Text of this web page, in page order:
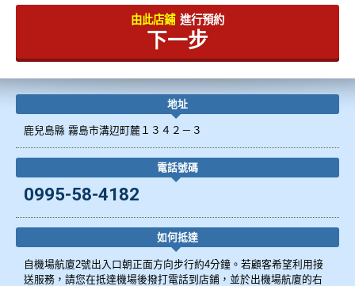
由此店鋪 進行預約
下一步
地址
鹿兒島縣 霧島市溝辺町麓１３４２－３
電話號碼
0995-58-4182
如何抵達
自機場航廈2號出入口朝正面方向步行約4分鐘。若顧客希望利用接
送服務，請您在抵達機場後撥打電話到店鋪，並於出機場航廈的右